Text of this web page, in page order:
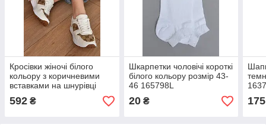
Кросівки жіночі білого
кольору з коричневими
вставками на шнурівці
155420L
592 ₴
Шкарпетки чоловічі короткі
білого кольору розмір 43-
46 165798L
20₴ 175